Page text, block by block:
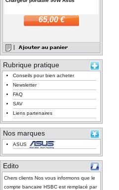
65,00 €
Rubrique pratique
Conseils pour bien acheter
Newsletter
FAQ
SAV
Liens partenaires
Nos marques
ASUS
Edito
Chers clients Nos vous informons que le
compte bancaire HSBC est remplacé par